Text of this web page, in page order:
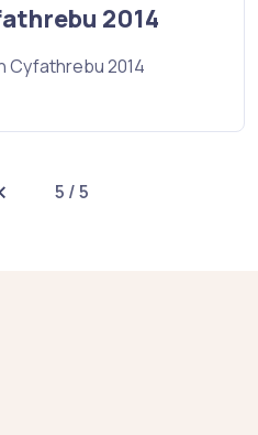
2014
Cyfathrebu 2014
gyntaf
Tudalen flaenorol
5 / 5